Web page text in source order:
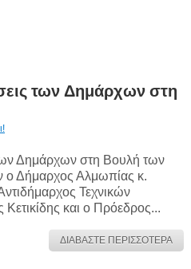
των Δημάρχων στη
των Δημάρχων στη Βουλή των
ο Δήμαρχος Αλμωπίας κ.
Τεχνικών
και ο Πρόεδρος...
ΔΙΑΒΑΣΤΕ ΠΕΡΙΣΣΟΤΕΡΑ